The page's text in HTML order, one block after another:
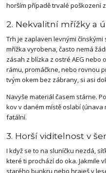
horším případě trvalé poškození
2. Nekvalitní mřížky a
Trh je zaplaven levnými
mřížka vyrobena, často nemá
zásah z blízka z ostré AEG nebo
rámu, promáčkne, nebo rovnou
tvým okem bez zábrany, si asi
Navyše materiál časem stárne.
kov v daném místě oslabí (únava
fatální.
3. Horší viditelnost v
I když se to na sluníčku nezdá,
které ti prochází do oka. Jakmile
starého bunkru nebo hraješ v